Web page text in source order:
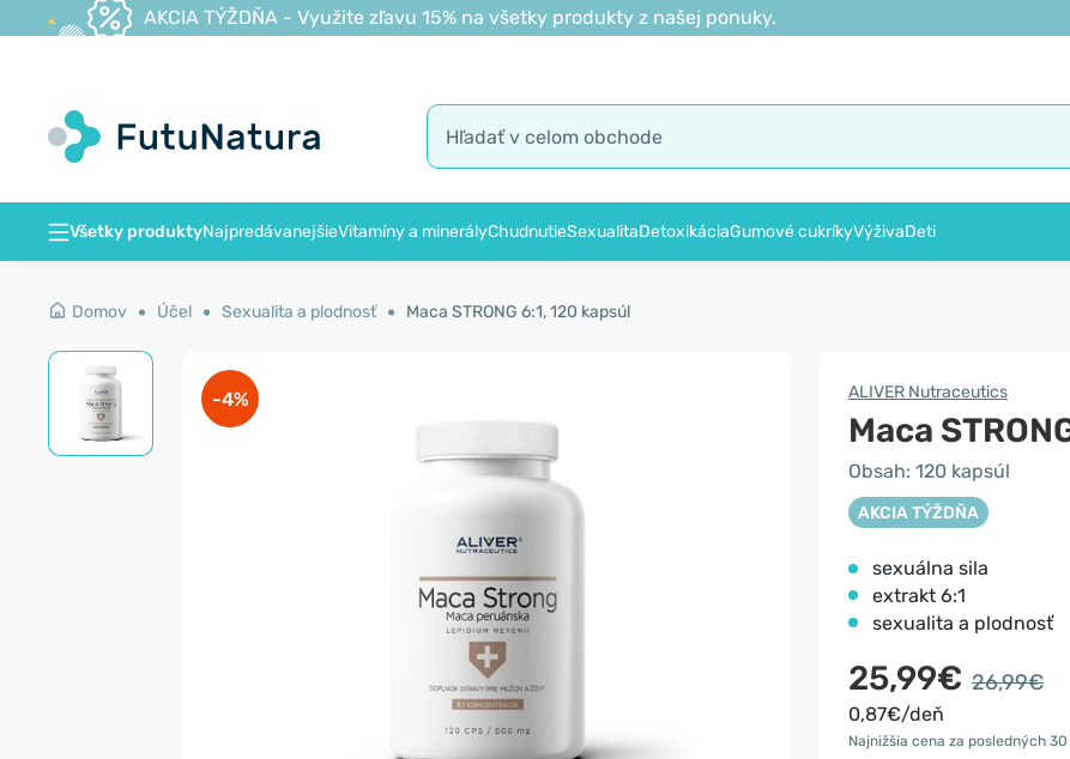
AKCIA TÝŽDŇA - Využite zľavu 15% na všetky produkty z našej ponuky.
Všetky produktyNajpredávanejšieVitamíny a minerályChudnutieSexualitaDetoxikáciaGumové cukríkyVýživaDeti
Domov Účel Sexualita a plodnosť Maca STRONG 6:1, 120 kapsúl
-4% ALIVER Nutraceutics
Maca
Obsah: 120 kapsúl
AKCIA TÝŽDŇA
sexuálna sila
extrakt 6:1
sexualita a plodnosť
25,99€ 26,99€
0,87€/deň
Najnižšia cena za posledných